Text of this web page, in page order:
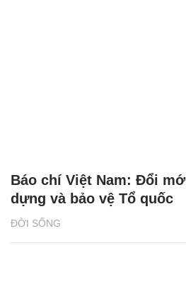
ĐỜI SỐNG
Báo chí Việt Nam: Đổi
dựng và bảo vệ Tổ quốc